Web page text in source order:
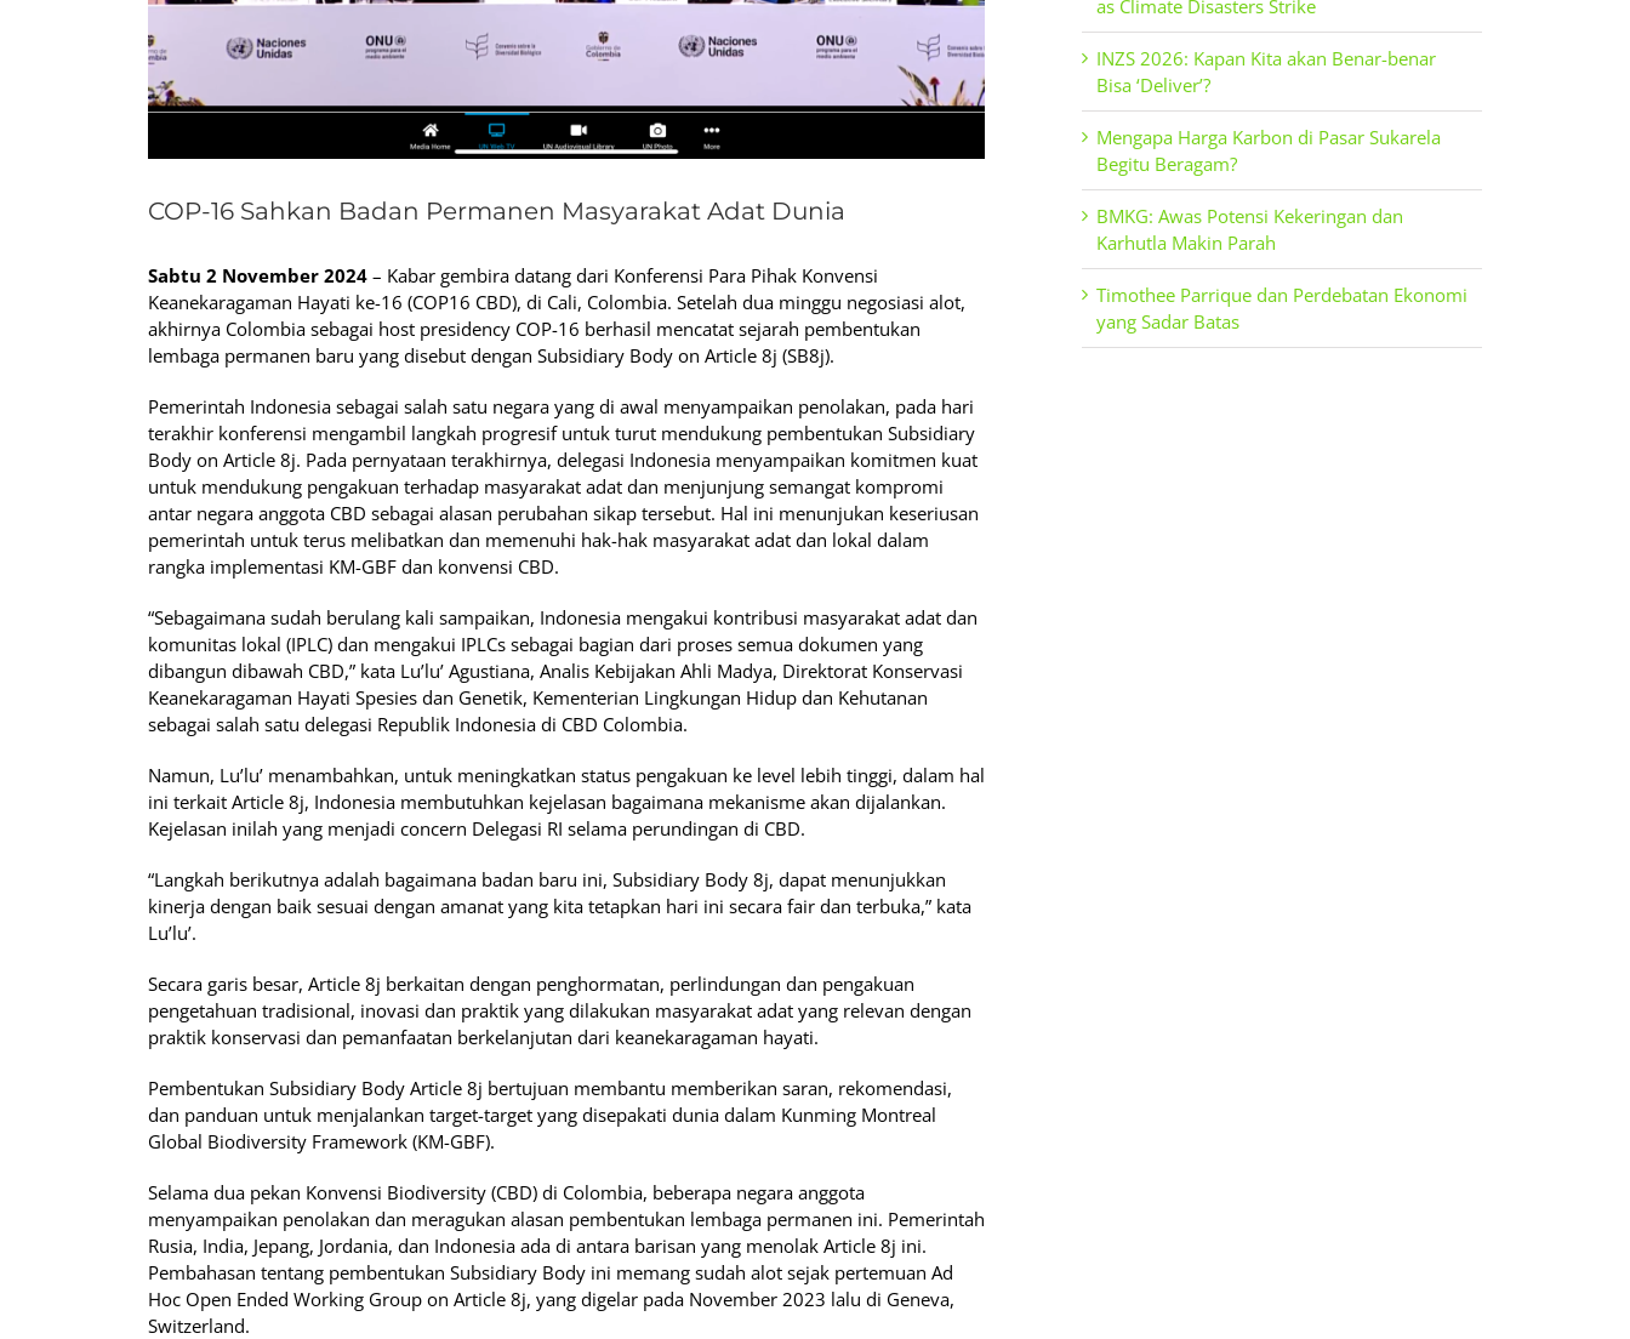
COP-16 Sahkan Badan Permanen Masyarakat Adat Dunia
Sabtu 2 November 2024 – Kabar gembira datang dari Konferensi Para Pihak Konvensi
Keanekaragaman Hayati ke-16 (COP16 CBD), di Cali, Colombia. Setelah dua minggu negosiasi alot,
akhirnya Colombia sebagai host presidency COP-16 berhasil mencatat sejarah pembentukan
lembaga permanen baru yang disebut dengan Subsidiary Body on Article 8j (SB8j).
Pemerintah Indonesia sebagai salah satu negara yang di awal menyampaikan penolakan, pada hari
terakhir konferensi mengambil langkah progresif untuk turut mendukung pembentukan Subsidiary
Body on Article 8j. Pada pernyataan terakhirnya, delegasi Indonesia menyampaikan komitmen kuat
untuk mendukung pengakuan terhadap masyarakat adat dan menjunjung semangat kompromi
antar negara anggota CBD sebagai alasan perubahan sikap tersebut. Hal ini menunjukan keseriusan
pemerintah untuk terus melibatkan dan memenuhi hak-hak masyarakat adat dan lokal dalam
rangka implementasi KM-GBF dan konvensi CBD.
“Sebagaimana sudah berulang kali sampaikan, Indonesia mengakui kontribusi masyarakat adat dan
komunitas lokal (IPLC) dan mengakui IPLCs sebagai bagian dari proses semua dokumen yang
dibangun dibawah CBD,” kata Lu’lu’ Agustiana, Analis Kebijakan Ahli Madya, Direktorat Konservasi
Keanekaragaman Hayati Spesies dan Genetik, Kementerian Lingkungan Hidup dan Kehutanan
sebagai salah satu delegasi Republik Indonesia di CBD Colombia.
Namun, Lu’lu’ menambahkan, untuk meningkatkan status pengakuan ke level lebih tinggi, dalam hal
ini terkait Article 8j, Indonesia membutuhkan kejelasan bagaimana mekanisme akan dijalankan.
Kejelasan inilah yang menjadi concern Delegasi RI selama perundingan di CBD.
“Langkah berikutnya adalah bagaimana badan baru ini, Subsidiary Body 8j, dapat menunjukkan
kinerja dengan baik sesuai dengan amanat yang kita tetapkan hari ini secara fair dan terbuka,” kata
Lu’lu’.
Secara garis besar, Article 8j berkaitan dengan penghormatan, perlindungan dan pengakuan
pengetahuan tradisional, inovasi dan praktik yang dilakukan masyarakat adat yang relevan dengan
praktik konservasi dan pemanfaatan berkelanjutan dari keanekaragaman hayati.
Pembentukan Subsidiary Body Article 8j bertujuan membantu memberikan saran, rekomendasi,
dan panduan untuk menjalankan target-target yang disepakati dunia dalam Kunming Montreal
Global Biodiversity Framework (KM-GBF).
Selama dua pekan Konvensi Biodiversity (CBD) di Colombia, beberapa negara anggota
menyampaikan penolakan dan meragukan alasan pembentukan lembaga permanen ini. Pemerintah
Rusia, India, Jepang, Jordania, dan Indonesia ada di antara barisan yang menolak Article 8j ini.
Pembahasan tentang pembentukan Subsidiary Body ini memang sudah alot sejak pertemuan Ad
Hoc Open Ended Working Group on Article 8j, yang digelar pada November 2023 lalu di Geneva,
Switzerland.
as Climate Disasters Strike
INZS 2026: Kapan Kita akan Benar-benar
Bisa ‘Deliver’?
Mengapa Harga Karbon di Pasar Sukarela
Begitu Beragam?
BMKG: Awas Potensi Kekeringan dan
Karhutla Makin Parah
Timothee Parrique dan Perdebatan Ekonomi
yang Sadar Batas